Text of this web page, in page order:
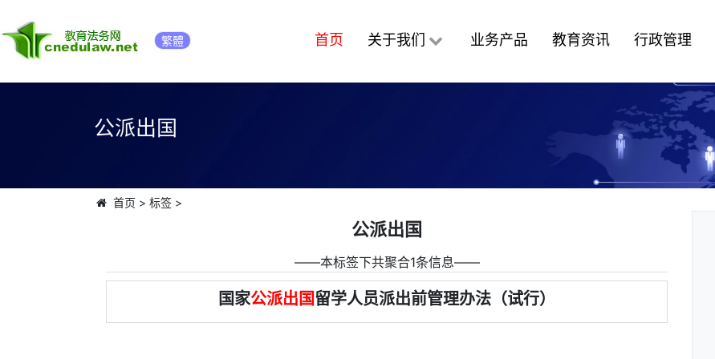
繁體 首页 关于我们 业务产品 教育资讯 行政管理
公派出国
首页 > 标签>
公派出国
――本标签下共聚合1条信息――
国家公派出国留学人员派出前管理办法（试行）